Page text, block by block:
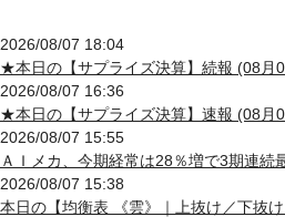
2026/08/07 18:04
★本日の【サプライズ決算】続報 (08月
2026/08/07 16:36
★本日の【サプライズ決算】速報 (08月
2026/08/07 15:55
ＡＩメカ、今期経常は28％増で3期連続
2026/08/07 15:38
本日の【均衡表 《雲》｜上抜け／下